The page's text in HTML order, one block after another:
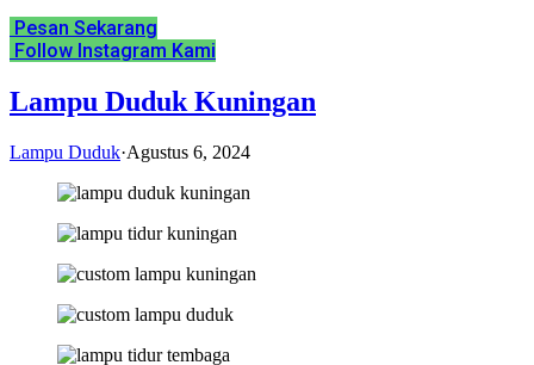
Pesan Sekarang
Follow Instagram Kami
Lampu Duduk Kuningan
Lampu Duduk·Agustus 6, 2024